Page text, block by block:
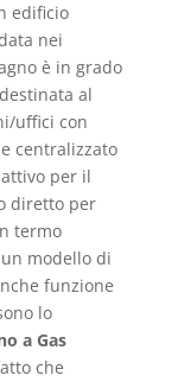
edificio
nei
è in grado
al
uffici con
centralizzato
per il
diretto per
termo
modello di
funzione
lo
a Gas
che